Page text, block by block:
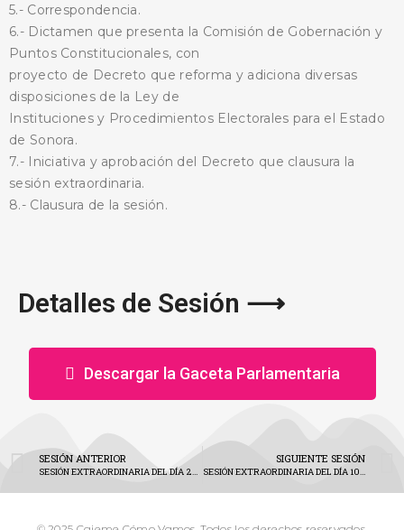
5.- Correspondencia.
6.- Dictamen que presenta la Comisión de Gobernación y
Puntos Constitucionales, con
proyecto de Decreto que reforma y adiciona diversas
disposiciones de la Ley de
Instituciones y Procedimientos Electorales para el Estado
de Sonora.
7.- Iniciativa y aprobación del Decreto que clausura la
sesión extraordinaria.
8.- Clausura de la sesión.
Detalles de Sesión ⟶
Descargar la Gaceta Parlamentaria
SESIÓN ANTERIOR
SESIÓN EXTRAORDINARIA DEL DÍA 23 DE DICIEMBRE DE 2024
SIGUIENTE SESIÓN
SESIÓN EXTRAORDINARIA DEL DÍA 10 DE ENERO DE 2025